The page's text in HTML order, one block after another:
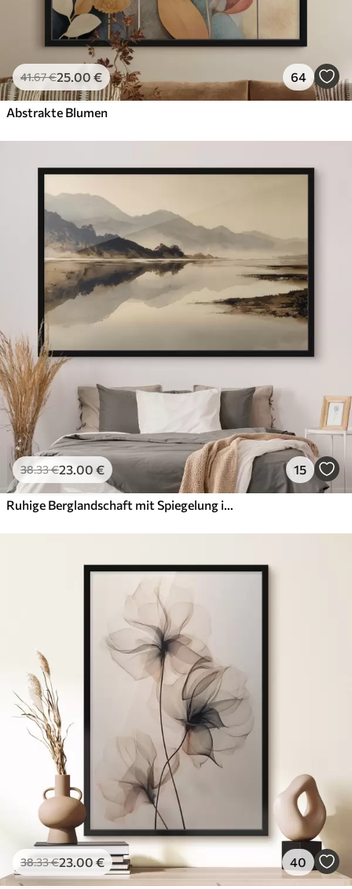
41.67€25.00 € 64
Abstrakte Blumen
38.33€23.00 € 15
Ruhige Berglandschaft mit Spiegelung im Wasser
38.33€23.00 € 40